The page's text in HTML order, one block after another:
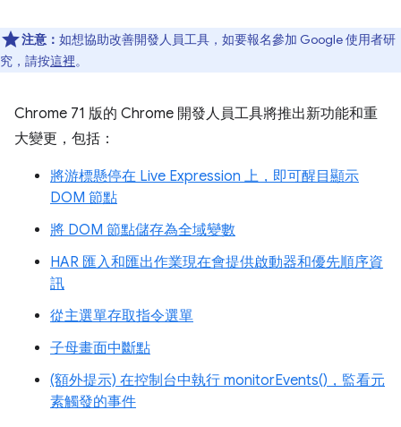
注意： 如想協助改善開發人員工具，如要報名參加 Google 使用者研
究，請按這裡。
Chrome 71 版的 Chrome 開發人員工具將推出新功能和重
大變更，包括：
將游標懸停在 Live Expression 上，即可醒目顯示
DOM 節點
將 DOM 節點儲存為全域變數
HAR 匯入和匯出作業現在會提供啟動器和優先順序資
訊
從主選單存取指令選單
子母畫面中斷點
(額外提示) 在控制台中執行 monitorEvents()，監看元
素觸發的事件